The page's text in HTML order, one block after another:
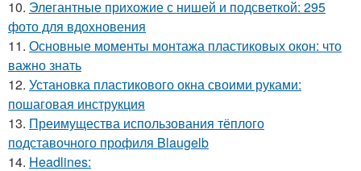
10. Элегантные прихожие с нишей и подсветкой: 295
фото для вдохновения
11. Основные моменты монтажа пластиковых окон: что
важно знать
12. Установка пластикового окна своими руками:
пошаговая инструкция
13. Преимущества использования тёплого
подставочного профиля Blaugelb
14. Headlines: